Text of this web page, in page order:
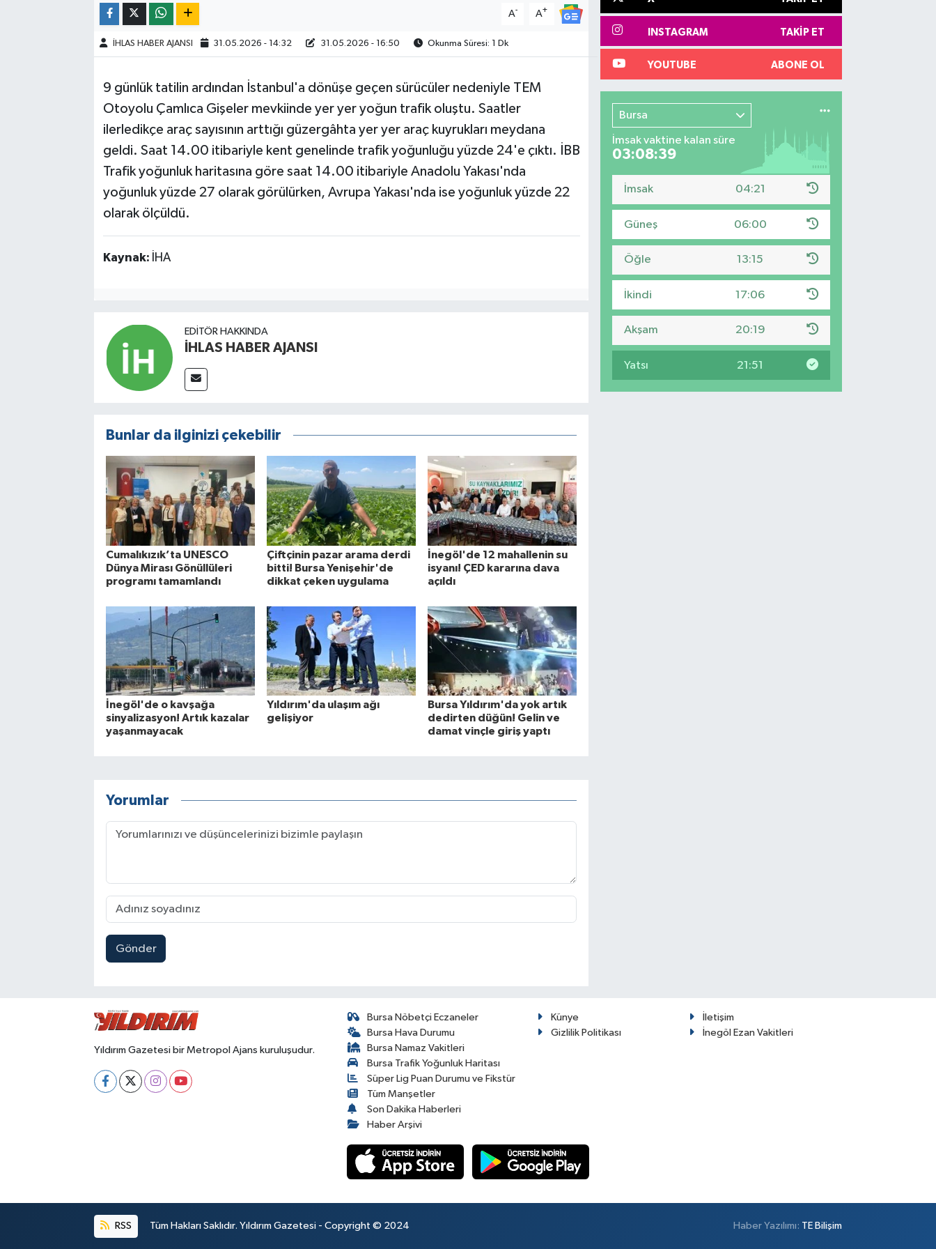
A- A+
İHLAS HABER AJANSI 31.05.2026 - 14:32 31.05.2026 - 16:50 Okunma Süresi: 1 Dk
9 günlük tatilin ardından İstanbul'a dönüşe geçen sürücüler nedeniyle TEM
Otoyolu Çamlıca Gişeler mevkiinde yer yer yoğun trafik oluştu. Saatler
ilerledikçe araç sayısının arttığı güzergâhta yer yer araç kuyrukları meydana
geldi. Saat 14.00 itibariyle kent genelinde trafik yoğunluğu yüzde 24'e çıktı. İBB
Trafik yoğunluk haritasına göre saat 14.00 itibariyle Anadolu Yakası'nda
yoğunluk yüzde 27 olarak görülürken, Avrupa Yakası'nda ise yoğunluk yüzde 22
olarak ölçüldü.
Kaynak: İHA
EDITÖR HAKKINDA
İHLAS HABER AJANSI
Bunlar da ilginizi çekebilir
Cumalıkızık’ta UNESCO
Dünya Mirası Gönüllüleri
programı tamamlandı
Çiftçinin pazar arama derdi
bitti! Bursa Yenişehir'de
dikkat çeken uygulama
İnegöl'de 12 mahallenin su
isyanı! ÇED kararına dava
açıldı
İnegöl'de o kavşağa
sinyalizasyon! Artık kazalar
yaşanmayacak
Yıldırım'da ulaşım ağı
gelişiyor
Bursa Yıldırım'da yok artık
dedirten düğün! Gelin ve
damat vinçle giriş yaptı
Yorumlar
Gönder
INSTAGRAM TAKIP ET
YOUTUBE ABONE OL
Bursa
İmsak vaktine kalan süre
03:08:38
İmsak 04:21
Güneş 06:00
Öğle 13:15
İkindi 17:06
Akşam 20:19
Yatsı 21:51
Yıldırım Gazetesi bir Metropol Ajans kuruluşudur.
Bursa Nöbetçi Eczaneler
Bursa Hava Durumu
Bursa Namaz Vakitleri
Bursa Trafik Yoğunluk Haritası
Süper Lig Puan Durumu ve Fikstür
Tüm Manşetler
Son Dakika Haberleri
Haber Arşivi
Künye
İletişim
Gizlilik Politikası
İnegöl Ezan Vakitleri
RSS Tüm Hakları Saklıdır. Yıldırım Gazetesi - Copyright © 2024 Haber Yazılımı: TE Bilişim